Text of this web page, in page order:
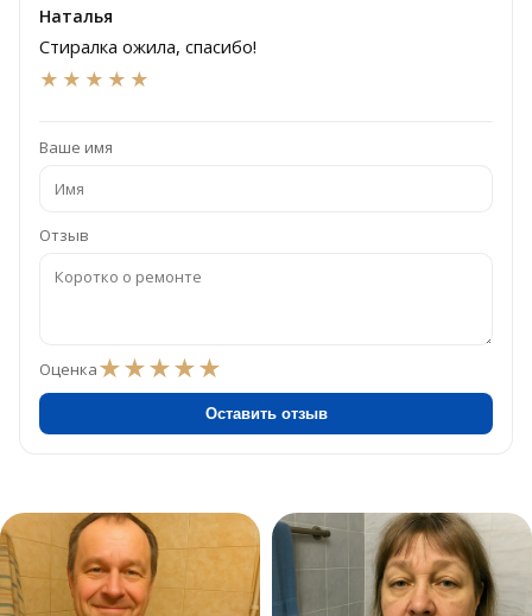
Наталья
Стиралка ожила, спасибо!
★★★★★
Ваше имя
Отзыв
Оценка ★
★
★
★
★
Оставить отзыв